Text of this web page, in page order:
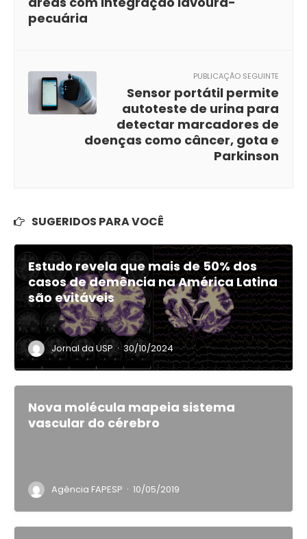
pecuária
PUBLICAÇÃO SEGUINTE
Sensor portátil permite
autoteste de urina para
detectar marcadores de
doenças como câncer, gota e
Parkinson
SUGERIDOS PARA VOCÊ
Estudo revela que mais de 50% dos
casos de demência na América Latina
são evitáveis
Jornal da USP · 30/10/2024
Nova molécula mapeia sistema
vascular do cérebro
Agência FAPESP · 10/05/2019